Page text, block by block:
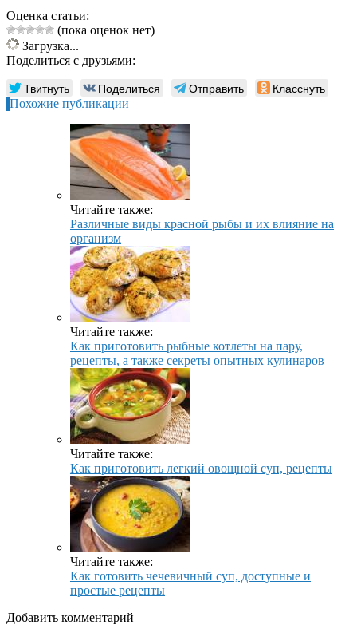
Оценка статьи:
(пока оценок нет)
Загрузка...
Поделиться с друзьями:
Твитнуть Поделиться Отправить Класснуть
Похожие публикации
Читайте также:
Различные виды красной рыбы и их влияние на
организм
Читайте также:
Как приготовить рыбные котлеты на пару,
рецепты, а также секреты опытных кулинаров
Читайте также:
Как приготовить легкий овощной суп, рецепты
Читайте также:
Как готовить чечевичный суп, доступные и
простые рецепты
Добавить комментарий